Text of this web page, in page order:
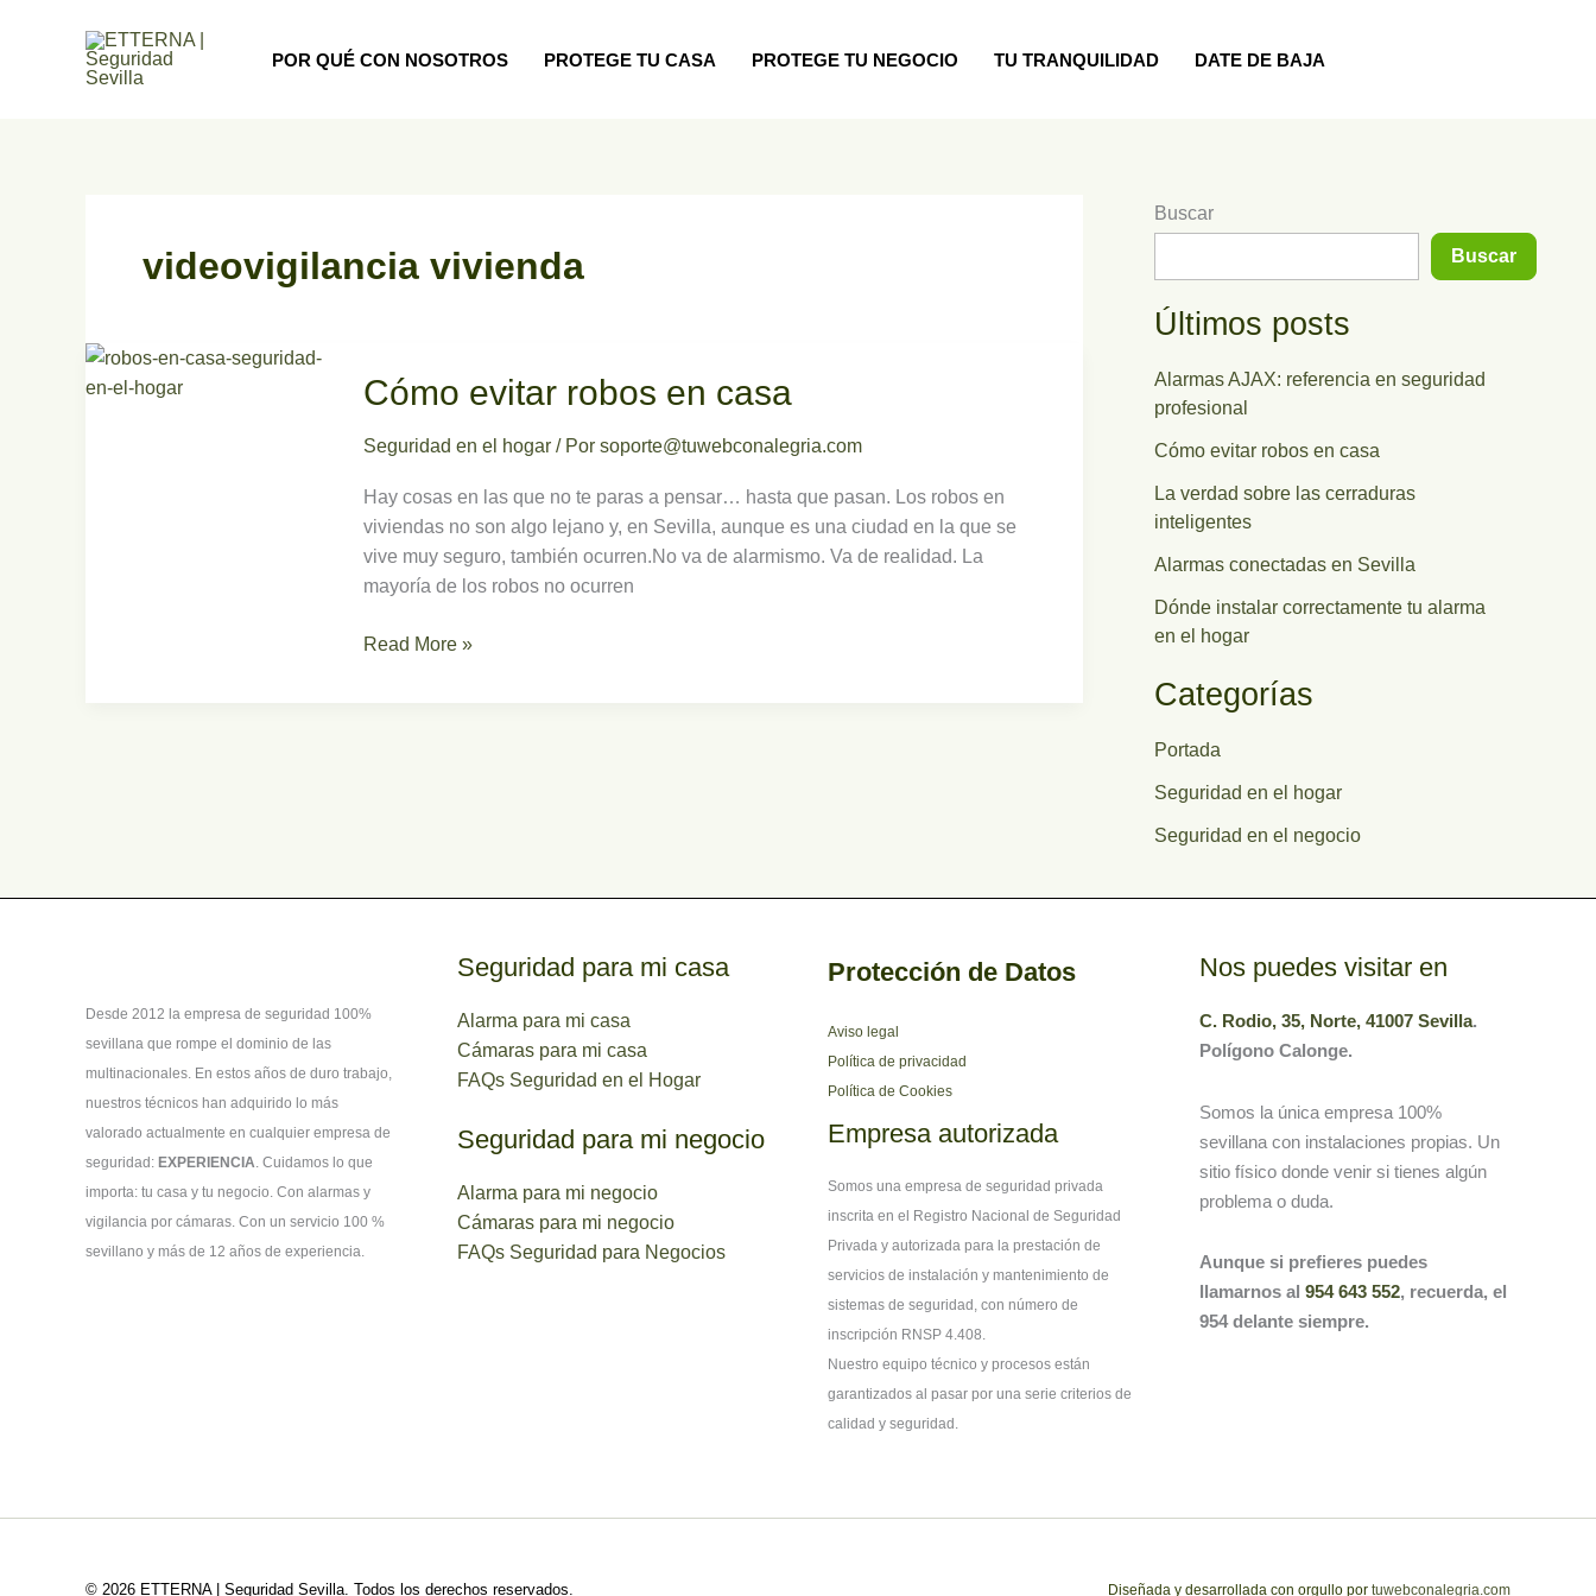
POR QUÉ CON NOSOTROS PROTEGE TU CASA PROTEGE TU NEGOCIO TU TRANQUILIDAD DATE DE BAJA
videovigilancia vivienda
Cómo evitar robos en casa
Seguridad en el hogar / Por soporte@tuwebconalegria.com
Hay cosas en las que no te paras a pensar… hasta que pasan. Los robos en
viviendas no son algo lejano y, en Sevilla, aunque es una ciudad en la que se
vive muy seguro, también ocurren.No va de alarmismo. Va de realidad. La
mayoría de los robos no ocurren
evitar
en
Read More »
Buscar
Buscar
Últimos posts
Alarmas AJAX: referencia en seguridad
profesional
Cómo evitar robos en casa
La verdad sobre las cerraduras
inteligentes
Alarmas conectadas en Sevilla
Dónde instalar correctamente tu alarma
en el hogar
Categorías
Portada
Seguridad en el hogar
Seguridad en el negocio
Desde 2012 la empresa de seguridad 100%
sevillana que rompe el dominio de las
multinacionales. En estos años de duro trabajo,
nuestros técnicos han adquirido lo más
valorado actualmente en cualquier empresa de
seguridad: EXPERIENCIA. Cuidamos lo que
importa: tu casa y tu negocio. Con alarmas y
vigilancia por cámaras. Con un servicio 100 %
sevillano y más de 12 años de experiencia.
Seguridad para mi casa
Alarma para mi casa
Cámaras para mi casa
FAQs Seguridad en el Hogar
Seguridad para mi negocio
Alarma para mi negocio
Cámaras para mi negocio
FAQs Seguridad para Negocios
Protección de Datos
Aviso legal
Política de privacidad
Política de Cookies
Empresa autorizada
Somos una empresa de seguridad privada
inscrita en el Registro Nacional de Seguridad
Privada y autorizada para la prestación de
servicios de instalación y mantenimiento de
sistemas de seguridad, con número de
inscripción RNSP 4.408.
Nuestro equipo técnico y procesos están
garantizados al pasar por una serie criterios de
calidad y seguridad.
Nos puedes visitar en
C. Rodio, 35, Norte, 41007 Sevilla.
Polígono Calonge.
Somos la única empresa 100%
sevillana con instalaciones propias. Un
sitio físico donde venir si tienes algún
problema o duda.
Aunque si prefieres puedes
llamarnos al 954 643 552, recuerda, el
954 delante siempre.
© 2026 ETTERNA | Seguridad Sevilla. Todos los derechos reservados. Diseñada y desarrollada con orgullo por tuwebconalegria.com